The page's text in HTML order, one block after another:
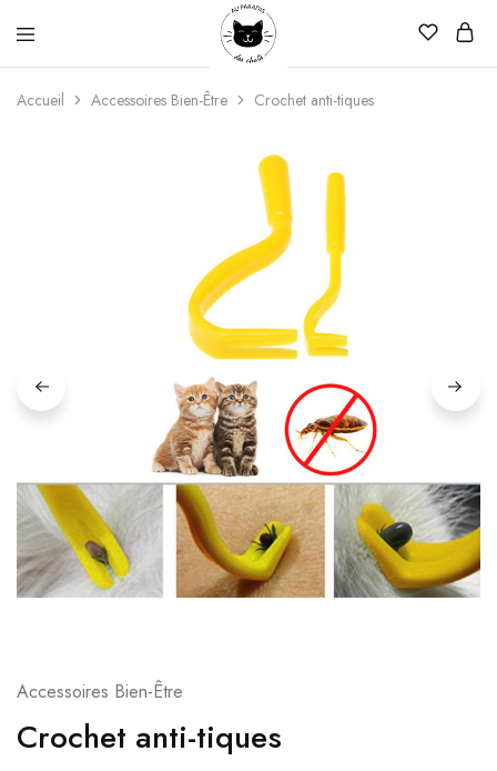
Paradis
Accueil Accessoires Bien-Être Crochet anti-tiques
Accessoires Bien-Être
Crochet anti-tiques